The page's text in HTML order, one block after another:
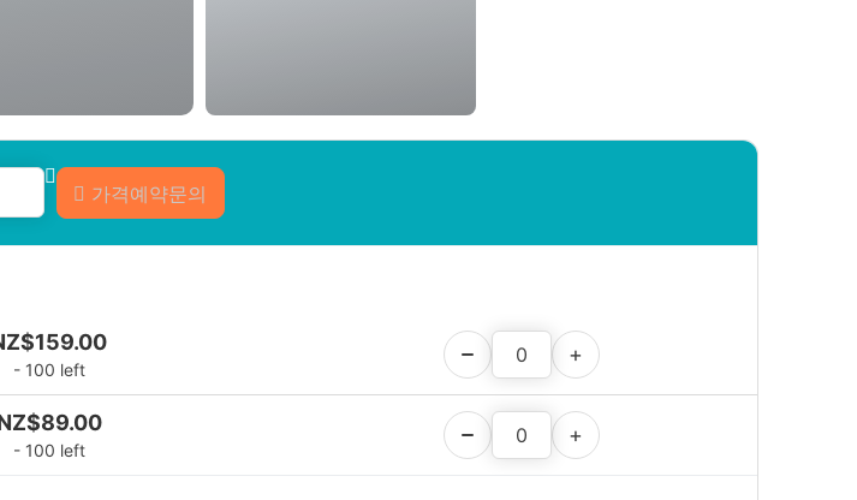
가격예약문의
159.00
- 100 left
89.00
- 100 left